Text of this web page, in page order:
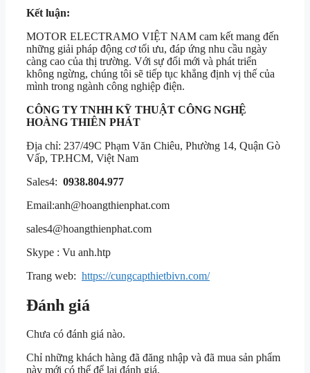
Kết luận:
MOTOR ELECTRAMO VIỆT NAM cam kết mang đến
những giải pháp động cơ tối ưu, đáp ứng nhu cầu ngày
càng cao của thị trường. Với sự đổi mới và phát triển
không ngừng, chúng tôi sẽ tiếp tục khẳng định vị thế của
mình trong ngành công nghiệp điện.
CÔNG TY TNHH KỸ THUẬT CÔNG NGHỆ
HOÀNG THIÊN PHÁT
Địa chỉ: 237/49C Phạm Văn Chiêu, Phường 14, Quận Gò
Vấp, TP.HCM, Việt Nam
Sales4: 0938.804.977
Email:anh@hoangthienphat.com
sales4@hoangthienphat.com
Skype : Vu anh.htp
Trang web: https://cungcapthietbivn.com/
Đánh giá
Chưa có đánh giá nào.
Chỉ những khách hàng đã đăng nhập và đã mua sản phẩm
này mới có thể để lại đánh giá.